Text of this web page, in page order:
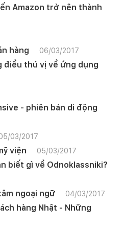
Amazon trở nên thành
hàng 06/03/2017
điều thú vị về ứng dụng
- phiên bản di động
03/2017
viện 05/03/2017
biết gì về Odnoklassniki?
ngoại ngữ 04/03/2017
hàng Nhật - Những